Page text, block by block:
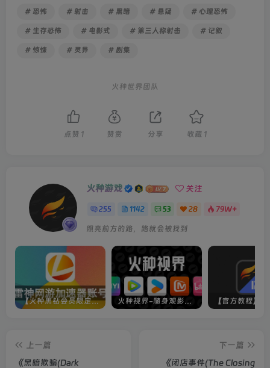
# 恐怖 # 射击 # 黑暗 # 悬疑 # 心理恐怖
# 生存恐怖 # 电影式 # 第三人称射击 # 记叙
# 惊悚 # 灵异 # 剧集
火种世界团队
点赞 1 赞赏 分享 收藏 1
火种游戏 关注
255 1142 53 28 79W+
照亮前方的路，路就会被找到
【火种黑钻会员限定】雷神加速器账号 火种视界-随身观影神器（完美适配手机端）
上一篇
《黑暗欺骗(Dark
下一篇
《闭店事件(The Closing